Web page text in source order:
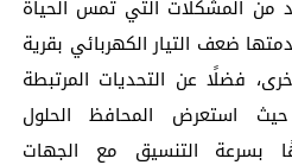
من المشكلات التي تمس الحياة
ضعف التيار الكهربائي بقرية
فضلًا عن التحديات المرتبطة
استعرض المحافظ الحلول
بسرعة التنسيق مع الجهات